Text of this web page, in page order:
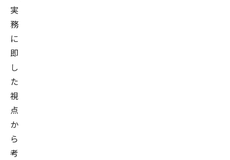
実
務
に
即
し
た
視
点
か
ら
考